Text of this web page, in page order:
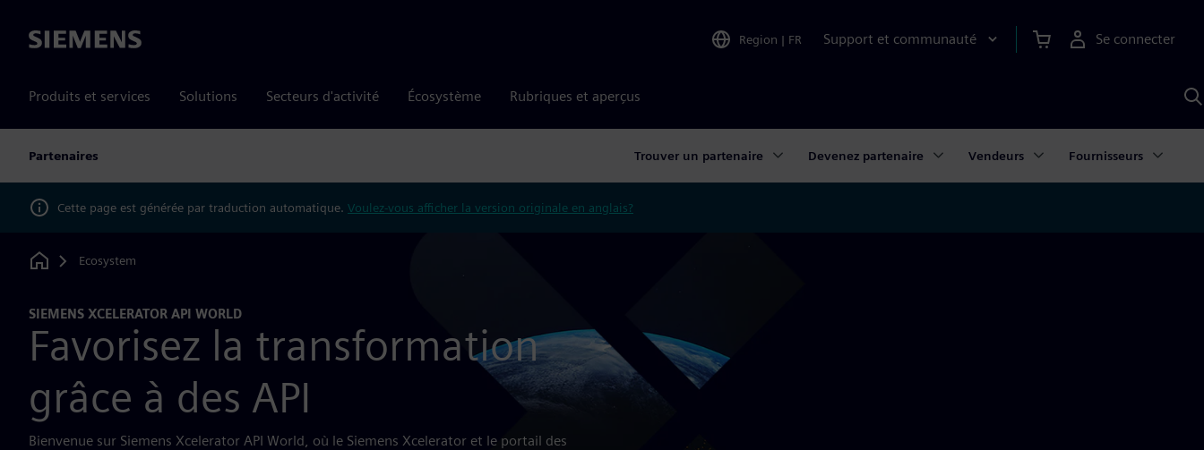
Siemens Region | FR Support et communauté Se connecter
Produits et services Solutions Secteurs d'activité Écosystème Rubriques et aperçus
Partenaires Trouver un partenaire Devenez partenaire Vendeurs Fournisseurs
Cette page est générée par traduction automatique. Voulez-vous afficher la version originale en anglais?
Home
Ecosystem
SIEMENS XCELERATOR API WORLD
Favorisez la transformation
grâce à des API
Bienvenue sur Siemens Xcelerator API World, où le Siemens Xcelerator et le portail des